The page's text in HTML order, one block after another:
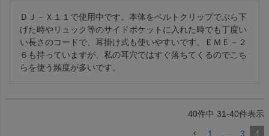
ＤＪ－Ｘ１１で使用中です。本体をベルトクリップでぶら下
げた時やリュック等のサイドポケットに入れた時でも丁度い
い長さのコードで、耳掛け式も使いやすいです。ＥＭＥ－２
６も持っていますが、私の耳穴ではすぐ落ちてくるのでこち
らを使う頻度が多いです。
40件中 31-40件表示
1 3 4